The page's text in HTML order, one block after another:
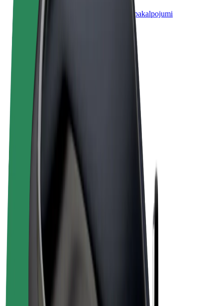
Bolt for Business
Tavam uzņēmumam pielāgoti Bolt pakalpojumi
Noteikumi un nosacījumi
Privātuma politika
Sīkdatnes
© 2026 Bolt Technology OÜ
Pakalpojumi
Bolt for Business
Bolt Plus
Gūsti ieņēmumus ar Bolt